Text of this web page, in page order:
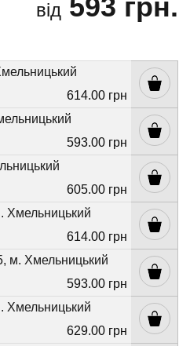
від
614.00 грн
593.00 грн
605.00 грн
Хмельницький
614.00 грн
м. Хмельницький
593.00 грн
Хмельницький
629.00 грн